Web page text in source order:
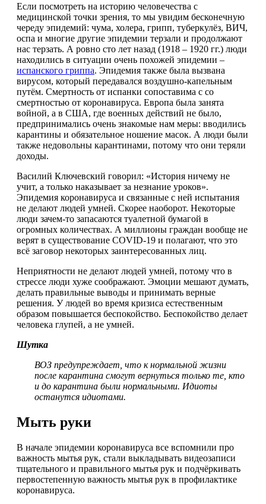
Если посмотреть на историю человечества с
медицинской точки зрения, то мы увидим бесконечную
череду эпидемий: чума, холера, грипп, туберкулёз, ВИЧ,
оспа и многие другие эпидемии терзали и продолжают
нас терзать. А ровно сто лет назад (1918 – 1920 гг.) люди
находились в ситуации очень похожей эпидемии –
испанского гриппа. Эпидемия также была вызвана
вирусом, который передавался воздушно-капельным
путём. Смертность от испанки сопоставима с со
смертностью от коронавируса. Европа была занята
войной, а в США, где военных действий не было,
предпринимались очень знакомые нам меры: вводились
карантины и обязательное ношение масок. А люди были
также недовольны карантинами, потому что они теряли
доходы.
Василий Ключевский говорил: «История ничему не
учит, а только наказывает за незнание уроков».
Эпидемия коронавируса и связанные с ней испытания
не делают людей умней. Скорее наоборот. Некоторые
люди зачем-то запасаются туалетной бумагой в
огромных количествах. А миллионы граждан вообще не
верят в существование COVID-19 и полагают, что это
всё заговор некоторых заинтересованных лиц.
Неприятности не делают людей умней, потому что в
стрессе люди хуже соображают. Эмоции мешают думать,
делать правильные выводы и принимать верные
решения. У людей во время кризиса естественным
образом повышается беспокойство. Беспокойство делает
человека глупей, а не умней.
Шутка
ВОЗ предупреждает, что к нормальной жизни
после карантина смогут вернуться только те, кто
и до карантина были нормальными. Идиоты
останутся идиотами.
Мыть руки
В начале эпидемии коронавируса все вспомнили про
важность мытья рук, стали выкладывать видеозаписи
тщательного и правильного мытья рук и подчёркивать
первостепенную важность мытья рук в профилактике
коронавируса.